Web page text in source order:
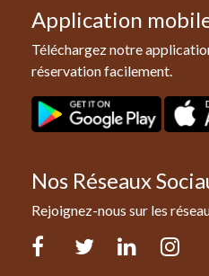
Application
Téléchargez notre
réservation facilement.
Nos Réseaux
Rejoignez-nous sur les
Facebook Twitter LinkedIn